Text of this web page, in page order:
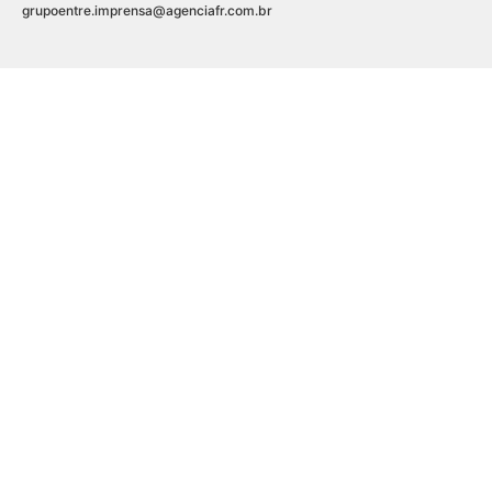
grupoentre.imprensa@agenciafr.com.br